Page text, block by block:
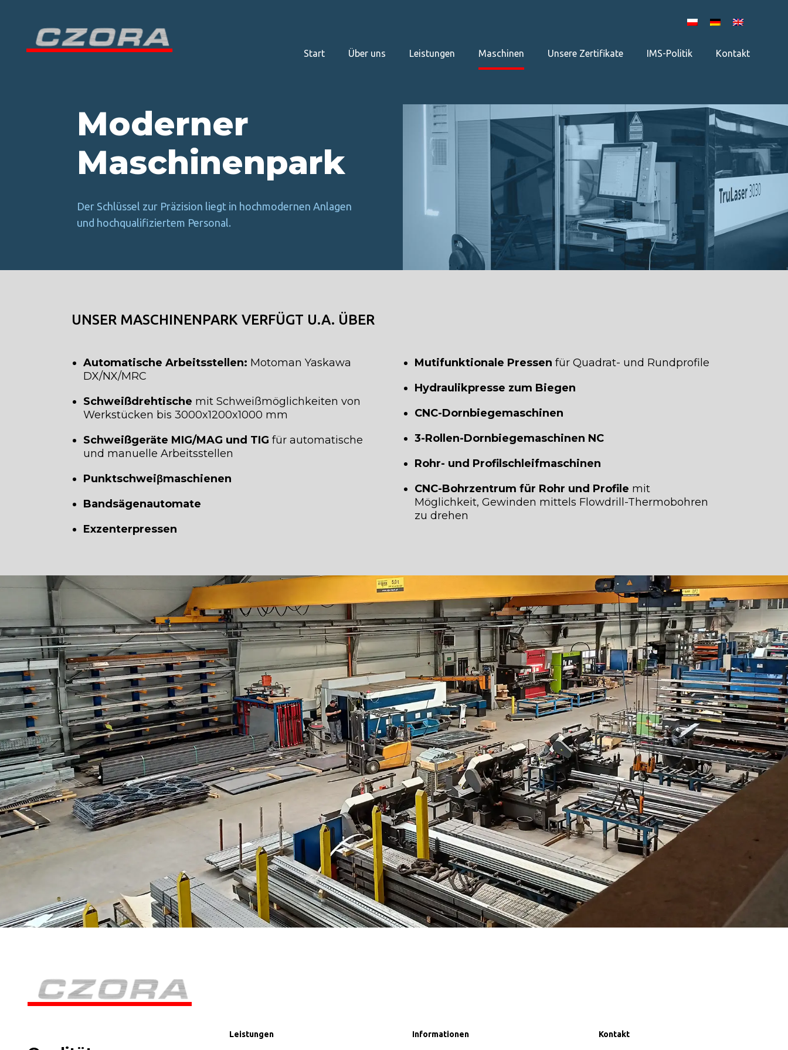
Start Über uns Leistungen Maschinen Unsere Zertifikate IMS-Politik Kontakt
Moderner
Maschinenpark
Der Schlüssel zur Präzision liegt in hochmodernen Anlagen
und hochqualifiziertem Personal.
UNSER MASCHINENPARK VERFÜGT U.A. ÜBER
Automatische Arbeitsstellen:Motoman Yaskawa
DX/NX/MRC
Schweißdrehtischemit Schweißmöglichkeiten von
Werkstücken bis 3000x1200x1000 mm
Schweißgeräte MIG/MAG und TIGfür automatische
und manuelle Arbeitsstellen
Punktschweiβmaschienen
Bandsägenautomate
Exzenterpressen
Mutifunktionale Pressenfür Quadrat- und Rundprofile
Hydraulikpresse zum Biegen
CNC-Dornbiegemaschinen
3-Rollen-Dornbiegemaschinen NC
Rohr- und Profilschleifmaschinen
CNC-Bohrzentrum für Rohr und Profilemit
Möglichkeit, Gewinden mittels Flowdrill-Thermobohren
zu drehen
Leistungen Informationen Kontakt